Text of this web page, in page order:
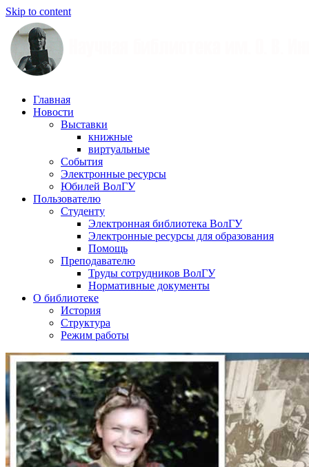
Skip to content
Научная
библиотека
Иншакова
Главная
Новости
Выставки
книжные
виртуальные
События
Электронные ресурсы
Юбилей ВолГУ
Пользователю
Студенту
Электронная библиотека ВолГУ
Электронные ресурсы для образования
Помощь
Преподавателю
Труды сотрудников ВолГУ
Нормативные документы
О библиотеке
История
Структура
Режим работы